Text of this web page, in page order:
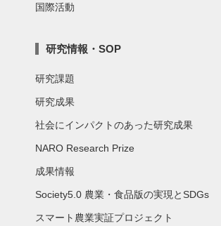
国際活動
研究情報・SOP
研究課題
研究成果
社会にインパクトのあった研究成果
NARO Research Prize
成果情報
Society5.0 農業・食品版の実現とSDGs
スマート農業実証プロジェクト